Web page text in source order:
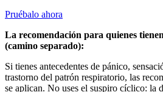
Pruébalo ahora
La recomendación para quienes
(camino separado):
Si tienes antecedentes de pánico,
trastorno del patrón respiratorio, las
se aplican. No uses el suspiro cíclico: la